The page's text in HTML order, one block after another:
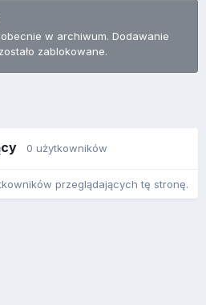
w archiwum. Dodawanie
zablokowane.
0 użytkowników
przeglądających tę stronę.